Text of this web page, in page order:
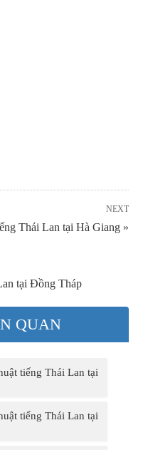
NEXT
Thái Lan tại Hà Giang »
tại Đồng Tháp
QUAN
tiếng Thái Lan tại
tiếng Thái Lan tại